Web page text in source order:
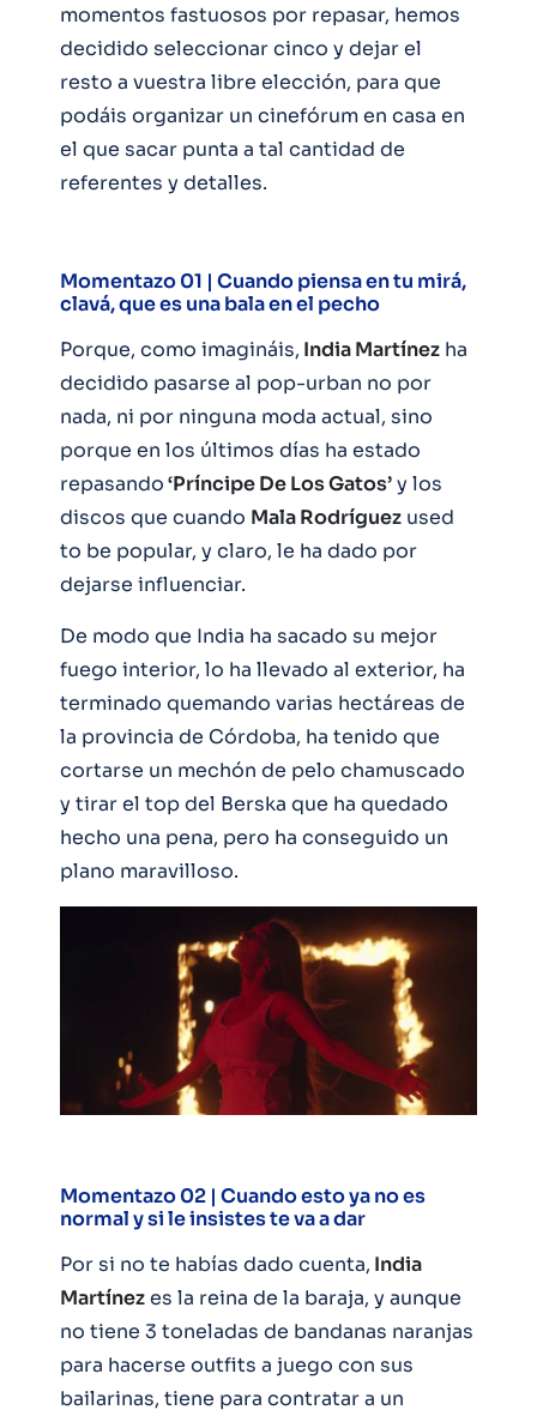
momentos fastuosos por repasar, hemos
decidido seleccionar cinco y dejar el
resto a vuestra libre elección, para que
podáis organizar un cinefórum en casa en
el que sacar punta a tal cantidad de
referentes y detalles.
Momentazo 01 | Cuando piensa en tu mirá,
clavá, que es una bala en el pecho
Porque, como imagináis, India Martínez ha
decidido pasarse al pop-urban no por
nada, ni por ninguna moda actual, sino
porque en los últimos días ha estado
repasando‘Príncipe De Los Gatos’y los
discos que cuando Mala Rodríguez used
to be popular, y claro, le ha dado por
dejarse influenciar.
De modo que India ha sacado su mejor
fuego interior, lo ha llevado al exterior, ha
terminado quemando varias hectáreas de
la provincia de Córdoba, ha tenido que
cortarse un mechón de pelo chamuscado
y tirar el top del Berska que ha quedado
hecho una pena, pero ha conseguido un
plano maravilloso.
Momentazo 02 | Cuando esto ya no es
normal y si le insistes te va a dar
Por si no te habías dado cuenta, India
Martínezes la reina de la baraja, y aunque
no tiene 3 toneladas de bandanas naranjas
para hacerse outfits a juego con sus
bailarinas, tiene para contratar a un